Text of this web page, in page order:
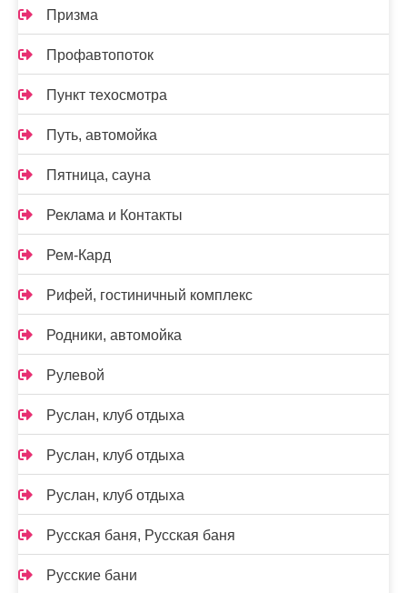
Призма
Профавтопоток
Пункт техосмотра
Путь, автомойка
Пятница, сауна
Реклама и Контакты
Рем-Кард
Рифей, гостиничный комплекс
Родники, автомойка
Рулевой
Руслан, клуб отдыха
Руслан, клуб отдыха
Руслан, клуб отдыха
Русская баня, Русская баня
Русские бани